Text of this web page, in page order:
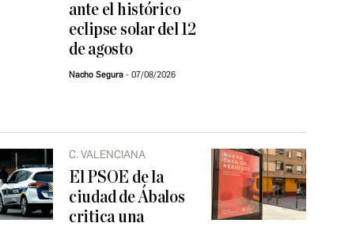
ante el histórico
eclipse solar del 12
de agosto
Nacho Segura 07/08/2026
C. VALENCIANA
El PSOE de la
ciudad de Ábalos
critica una